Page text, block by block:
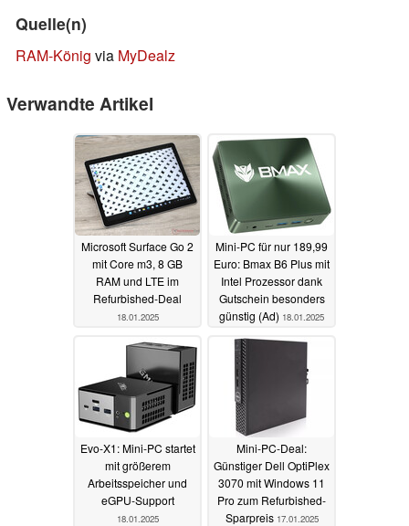
Quelle(n)
RAM-König via MyDealz
Verwandte Artikel
Microsoft Surface Go 2
mit Core m3, 8 GB
RAM und LTE im
Refurbished-Deal
18.01.2025
Mini-PC für nur 189,99
Euro: Bmax B6 Plus mit
Intel Prozessor dank
Gutschein besonders
günstig (Ad) 18.01.2025
Evo-X1: Mini-PC startet
mit größerem
Arbeitsspeicher und
eGPU-Support
18.01.2025
Mini-PC-Deal:
Günstiger Dell OptiPlex
3070 mit Windows 11
Pro zum Refurbished-
Sparpreis 17.01.2025